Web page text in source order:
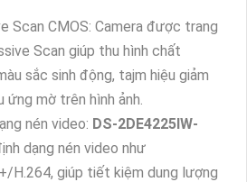
Scan CMOS: Camera được trang
Scan giúp thu hình chất
sắc sinh động, tajm hiệu giảm
ứng mờ trên hình ảnh.
nén video: DS-2DE4225IW-
dạng nén video như
H.264, giúp tiết kiệm dung lượng